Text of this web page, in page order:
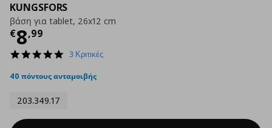
KUNGSFORS
βάση για tablet, 26x12 cm
€8,99
Τρέχουσα τιμή
5.0
rating
3 Κριτικές
40 πόντους ανταμοιβής
203.349.17